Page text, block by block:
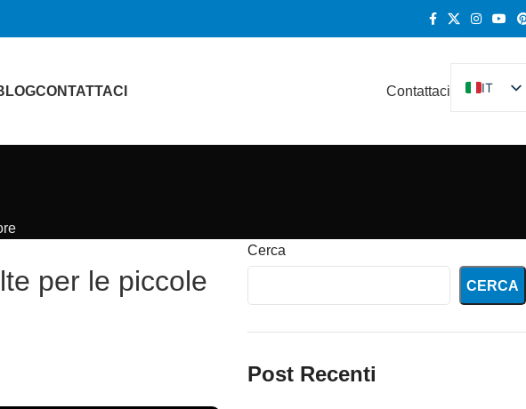
CONTATTACI Contattaci
IT
EN
DE
KO
per le piccole
Cerca
CERCA
Post Recenti